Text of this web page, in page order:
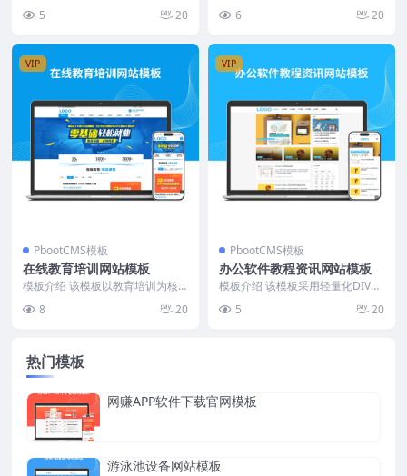
SS结构，代码简...
5 20
形象，核心栏目包括律所...
6 20
VIP
PbootCMS模板
在线教育培训网站模板
模板介绍 该模板以教育培训为核
传。页面设计清晰，功...
8 20
VIP
PbootCMS模板
办公软件教程资讯网站模板
模板介绍 该模板采用轻量化DIV+C
布局以教程、...
5 20
热门模板
网赚APP软件下载官网模板
游泳池设备网站模板